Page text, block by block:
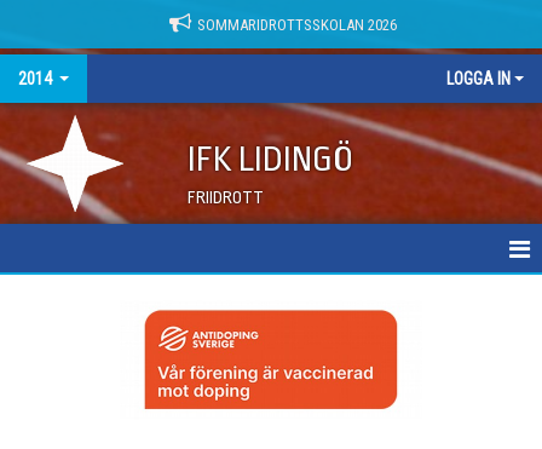
SOMMARIDROTTSSKOLAN 2026
2014 LOGGA IN
IFK LIDINGÖ
FRIIDROTT